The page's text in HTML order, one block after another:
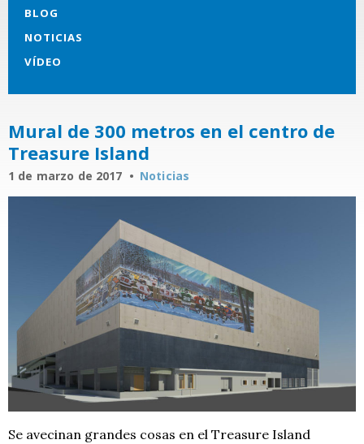
BLOG
NOTICIAS
VÍDEO
Mural de 300 metros en el centro de
Treasure Island
1 de marzo de 2017 Noticias
Se avecinan grandes cosas en el Treasure Island